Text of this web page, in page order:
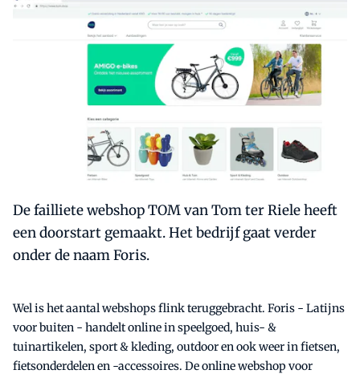
De failliete webshop TOM van Tom ter Riele heeft
een doorstart gemaakt. Het bedrijf gaat verder
onder de naam Foris.
Wel is het aantal webshops flink teruggebracht. Foris - Latijns
voor buiten - handelt online in speelgoed, huis- &
tuinartikelen, sport & kleding, outdoor en ook weer in fietsen,
fietsonderdelen en -accessoires. De online webshop voor